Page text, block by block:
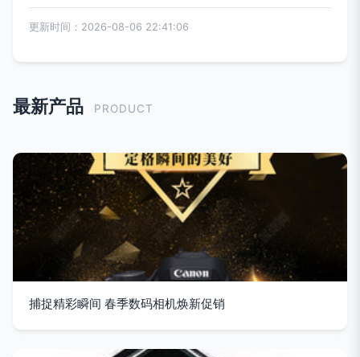
更新时间：2026-08-06 22:41:06
最新产品 PRODUCT
捕捉精彩瞬间 春季数码相机焕新促销